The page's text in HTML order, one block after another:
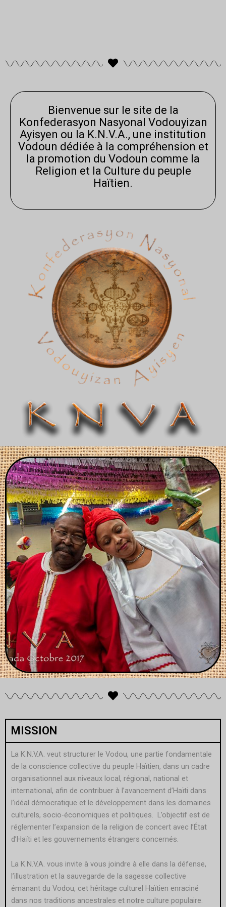
Bienvenue sur le site de la
Konfederasyon Nasyonal Vodouyizan
Ayisyen ou la K.N.V.A., une institution
Vodoun dédiée à la compréhension et
la promotion du Vodoun comme la
Religion et la Culture du peuple
Haïtien.
MISSION
La K.N.V.A. veut structurer le Vodou, une partie fondamentale
de la conscience collective du peuple Haïtien, dans un cadre
organisationnel aux niveaux local, régional, national et
international, afin de contribuer à l’avancement d’Haïti dans
l’idéal démocratique et le développement dans les domaines
culturels, socio-économiques et politiques. L’objectif est de
réglementer l’expansion de la religion de concert avec l’État
d’Haïti et les gouvernements étrangers concernés.
La K.N.V.A. vous invite à vous joindre à elle dans la défense,
l’illustration et la sauvegarde de la sagesse collective
émanant du Vodou, cet héritage culturel Haïtien enraciné
dans nos traditions ancestrales et notre culture populaire.